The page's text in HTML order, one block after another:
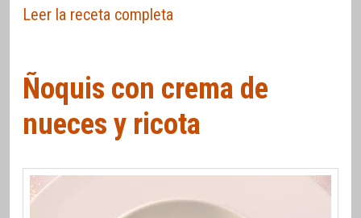
Leer la receta completa
Ñoquis con crema de
nueces y ricota